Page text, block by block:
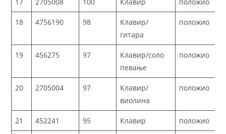
18 4756190 98
Клавир/
гитара
положио
19 456275 97
Клавир/соло
певање
положио
20 2705004 97
Клавир/
виолина
положио
21 452241 95 Клавир положио